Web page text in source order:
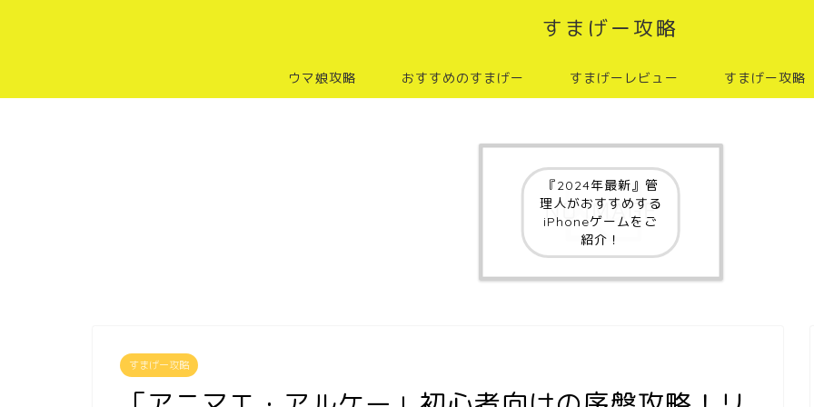
すまげー攻略
ウマ娘攻略 おすすめのすまげー すまげーレビュー すまげー攻略
『2024年最新』管
理人がおすすめする
iPhoneゲームをご
紹介！
すまげー攻略